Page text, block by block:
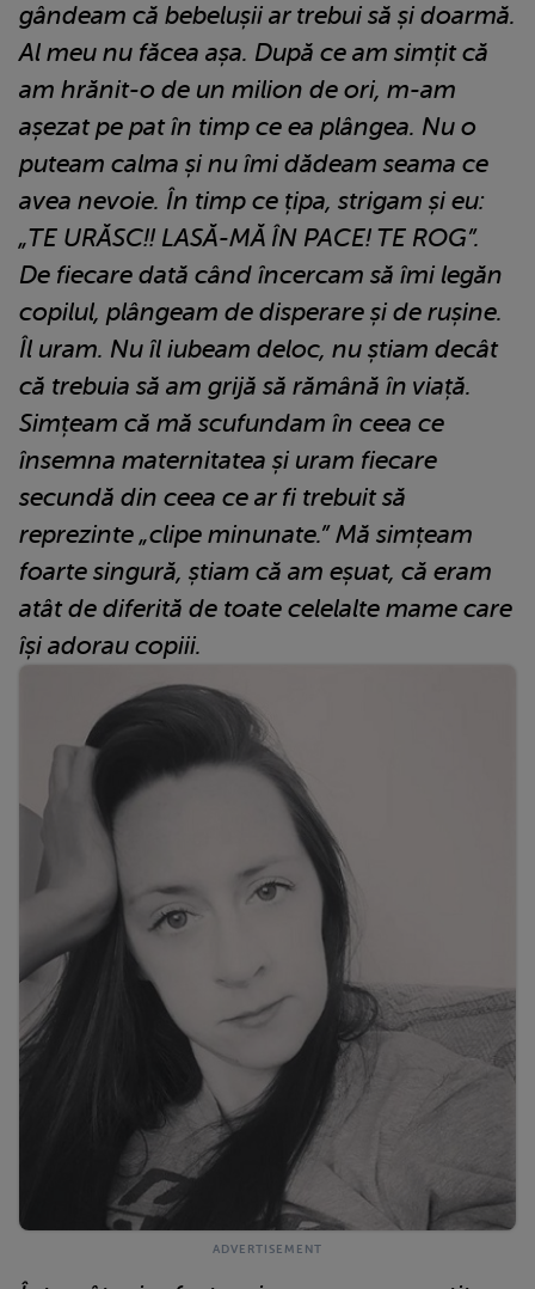
gândeam că bebelușii ar trebui să și doarmă.
Al meu nu făcea așa. După ce am simțit că
am hrănit-o de un milion de ori, m-am
așezat pe pat în timp ce ea plângea. Nu o
puteam calma și nu îmi dădeam seama ce
avea nevoie. În timp ce țipa, strigam și eu:
„TE URĂSC!! LASĂ-MĂ ÎN PACE! TE ROG”.
De fiecare dată când încercam să îmi legăn
copilul, plângeam de disperare și de rușine.
Îl uram. Nu îl iubeam deloc, nu știam decât
că trebuia să am grijă să rămână în viață.
Simțeam că mă scufundam în ceea ce
însemna maternitatea și uram fiecare
secundă din ceea ce ar fi trebuit să
reprezinte „clipe minunate.” Mă simțeam
foarte singură, știam că am eșuat, că eram
atât de diferită de toate celelalte mame care
își adorau copiii.